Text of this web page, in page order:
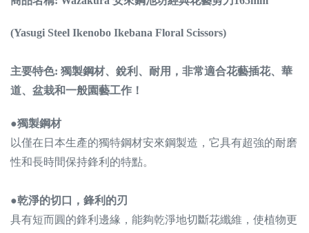
(Yasugi Steel Ikenobo Ikebana Floral Scissors)
主要特色: 獨製鋼材、銳利、耐用， 非常適合花藝插花、華
道、盆栽和一般園藝工作！
●獨製鋼材
以僅在日本生產的獨特鋼材安來鋼製造，它具有超強的耐磨
性和長時間保持鋒利的特點。
●乾淨的切口，鋒利的刃
具有短而圓的鋒利邊緣，能夠乾淨地切斷花纖維，使植物更